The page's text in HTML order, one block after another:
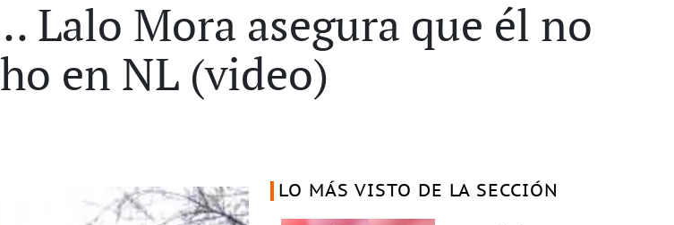
Lalo Mora asegura que él no
en NL (video)
LO MÁS VISTO DE LA SECCIÓN